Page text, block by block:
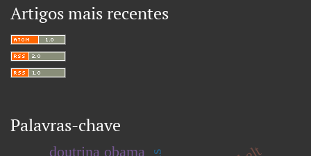
Artigos mais recentes
Palavras-chave
doutrina obama